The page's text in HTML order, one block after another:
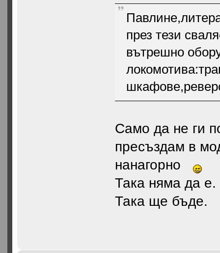
през тези
вътрешно
Само да не ги
пресъздам в
нанагорно
Така няма да е.
Така ще бъде.